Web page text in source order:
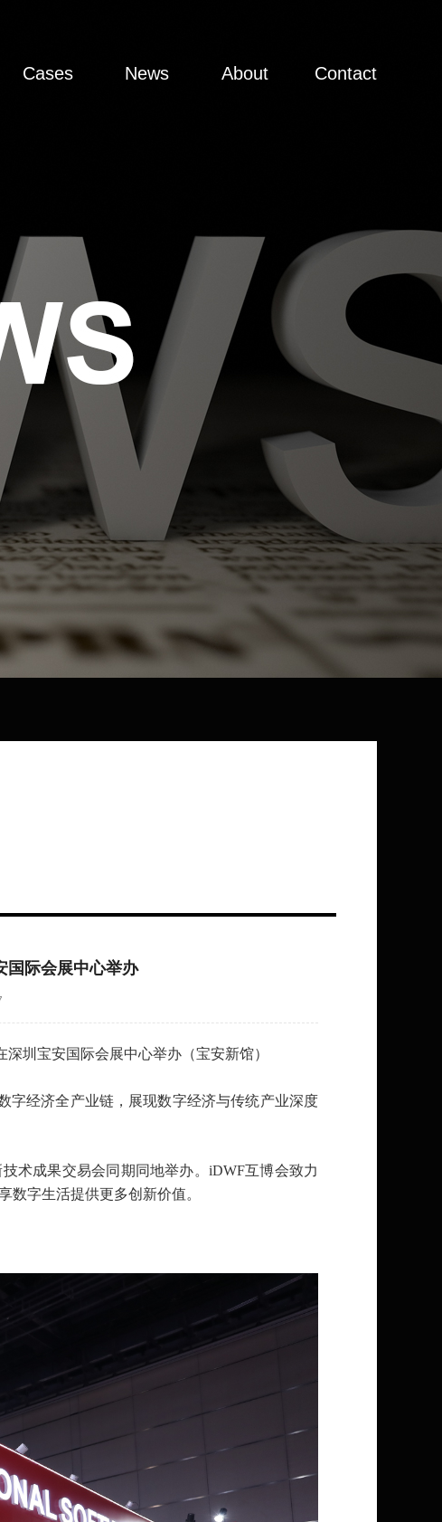
Cases News About Contact
国际会展中心举办
圳宝安国际会展中心举办（宝安新馆）
字经济全产业链，展现数字经济与传统产业深度
术成果交易会同期同地举办。iDWF互博会致力
字生活提供更多创新价值。